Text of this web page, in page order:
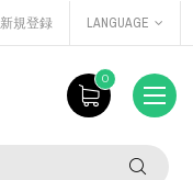
新規登録 LANGUAGE
0